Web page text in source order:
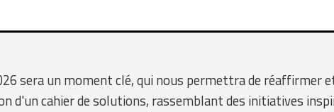
sera un moment clé, qui nous permettra de réaffirmer
d'un cahier de solutions, rassemblant des initiatives